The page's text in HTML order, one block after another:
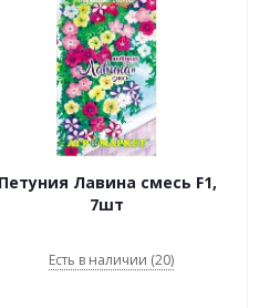
Петуния Лавина смесь F1,
7шт
Есть в наличии (20)